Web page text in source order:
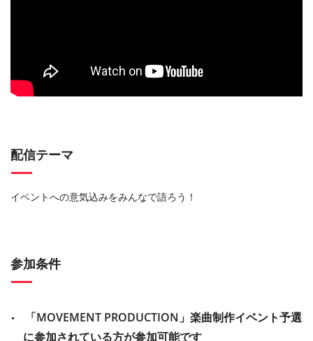
配信テーマ
イベントへの意気込みをみんなで語ろう！
参加条件
「MOVEMENT PRODUCTION」楽曲制作イベント予選
に参加されている方が参加可能です